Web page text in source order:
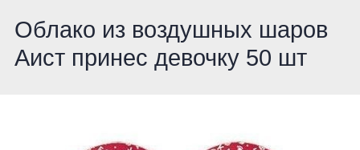
Облако из воздушных шаров
Аист принес девочку 50 шт